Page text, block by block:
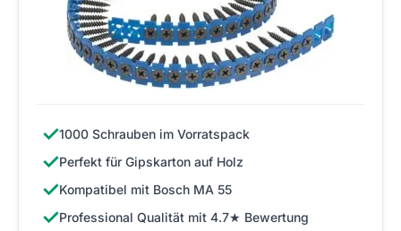
✓1000 Schrauben im Vorratspack
✓Perfekt für Gipskarton auf Holz
✓Kompatibel mit Bosch MA 55
✓Professional Qualität mit 4.7★ Bewertung